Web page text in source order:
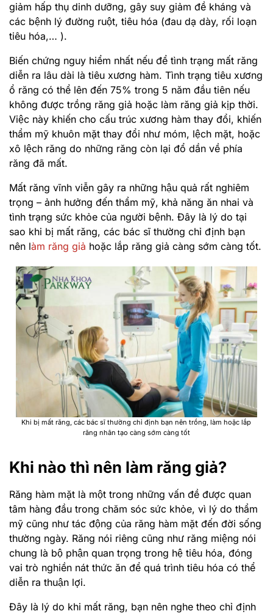
giảm hấp thụ dinh dưỡng, gây suy giảm đề kháng và
các bệnh lý đường ruột, tiêu hóa (đau dạ dày, rối loạn
tiêu hóa,… ).
Biến chứng nguy hiểm nhất nếu để tình trạng mất răng
diễn ra lâu dài là tiêu xương hàm. Tình trạng tiêu xương
ổ răng có thể lên đến 75% trong 5 năm đầu tiên nếu
không được trồng răng giả hoặc làm răng giả kịp thời.
Việc này khiến cho cấu trúc xương hàm thay đổi, khiến
thẩm mỹ khuôn mặt thay đổi như móm, lệch mặt, hoặc
xô lệch răng do những răng còn lại đổ dần về phía
răng đã mất.
Mất răng vĩnh viễn gây ra những hậu quả rất nghiêm
trọng – ảnh hưởng đến thẩm mỹ, khả năng ăn nhai và
tình trạng sức khỏe của người bệnh. Đây là lý do tại
sao khi bị mất răng, các bác sĩ thường chỉ định bạn
nên làm răng giả hoặc lắp răng giả càng sớm càng tốt.
Khi bị mất răng, các bác sĩ thường chỉ định bạn nên trồng, làm hoặc lắp
răng nhân tạo càng sớm càng tốt
Khi nào thì nên làm răng giả?
Răng hàm mặt là một trong những vấn đề được quan
tâm hàng đầu trong chăm sóc sức khỏe, vì lý do thẩm
mỹ cũng như tác động của răng hàm mặt đến đời sống
thường ngày. Răng nói riêng cũng như răng miệng nói
chung là bộ phận quan trọng trong hệ tiêu hóa, đóng
vai trò nghiền nát thức ăn để quá trình tiêu hóa có thể
diễn ra thuận lợi.
Đây là lý do khi mất răng, bạn nên nghe theo chỉ định